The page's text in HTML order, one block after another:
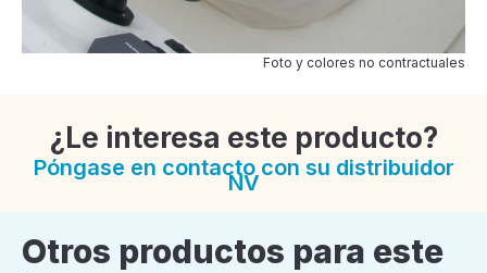
Foto y colores no contractuales
¿Le interesa este producto?
Póngase en contacto con su distribuidor
NV
Otros productos para este